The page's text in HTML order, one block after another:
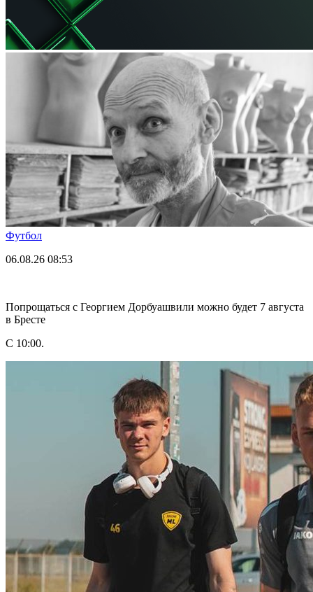
Футбол
06.08.26 08:53
Попрощаться с Георгием Дорбуашвили можно будет 7 августа
в Бресте
С 10:00.